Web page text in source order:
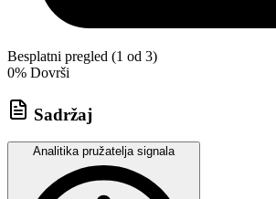
Besplatni pregled (1 od 3)
0% Dovrši
Sadržaj
Analitika pružatelja signala